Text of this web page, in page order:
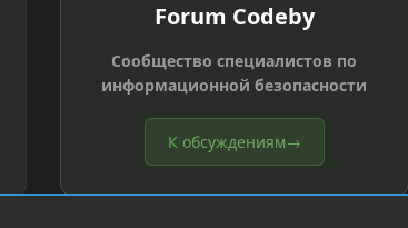
Forum Codeby
Сообщество специалистов по
информационной безопасности
К обсуждениям→